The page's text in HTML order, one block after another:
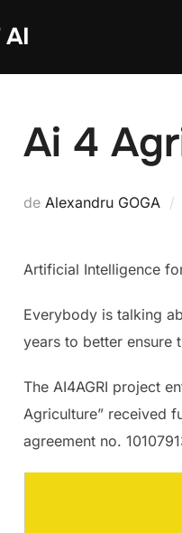
AI
Ai 4
de Alexandru GOGA
Artificial Intelligence
Everybody is talking
years to better ensure
The AI4AGRI project
Agriculture” received
agreement no.